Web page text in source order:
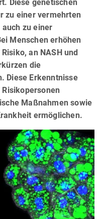
Diese genetischen
zu einer vermehrten
zu einer
Menschen erhöhen
an NASH und
die
Diese Erkenntnisse
Maßnahmen sowie
ermöglichen.